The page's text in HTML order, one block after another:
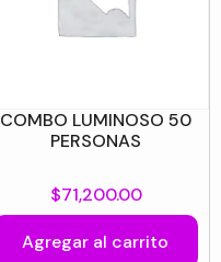
COMBO LUMINOSO 50
PERSONAS
$71,200.00
Agregar al carrito